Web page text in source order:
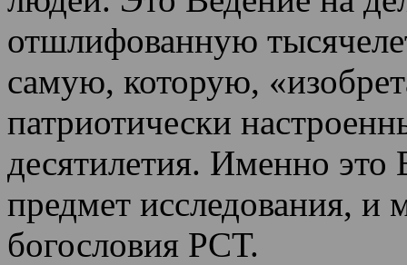
отшлифованную
самую, которую,
патриотически
десятилетия. Именно это
предмет исследования, и
богословия РСТ.